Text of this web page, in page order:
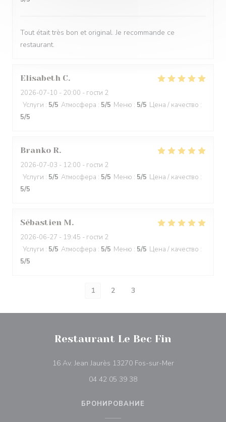
Tout était très bon et original. Je recommande ce
restaurant.
Elisabeth C
2026-07-10 - 20:00 - гости 2
Услуги : 5/5 Атмосфера : 5/5 Меню : 5/5 Цена / качество :
5/5
Branko R
2026-07-03 - 12:00 - гости 2
Услуги : 5/5 Атмосфера : 5/5 Меню : 5/5 Цена / качество :
5/5
Sébastien M
2026-06-27 - 19:45 - гости 2
Услуги : 5/5 Атмосфера : 5/5 Меню : 5/5 Цена / качество :
5/5
1 2 3
Restaurant Le Bec Fin
16 Av. Jean Jaurès 13270 Fos-sur-Mer((открывается
04 42 05 39 38
БРОНИРОВАНИЕ